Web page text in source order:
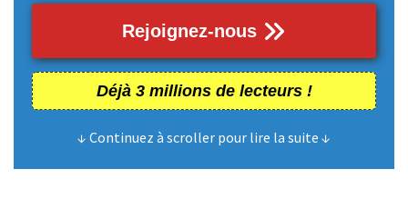
Rejoignez-nous
Déjà 3 millions de lecteurs !
↓ Continuez à scroller pour lire la suite ↓